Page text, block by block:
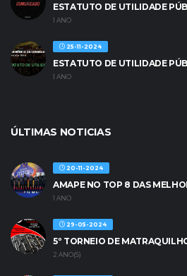
ESTATUTO DE UTILIDADE
1 ANO
25-11-2024
ESTATUTO DE UTILIDADE
1 ANO
ÚLTIMAS NOTICIAS
20-11-2024
AMAPE NO TOP 8 DAS
1 ANO
29-05-2024
5º TORNEIO DE
2 ANO(S)